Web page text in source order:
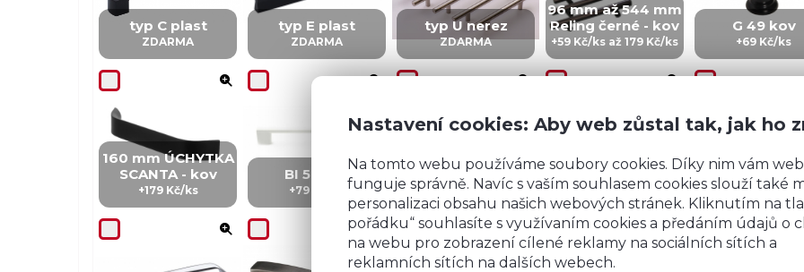
typ C plast
ZDARMA
typ E plast
ZDARMA
typ U nerez
ZDARMA
96 mm až 544 mm
Reling černé - kov
+59 Kč/ks až 179 Kč/ks
G 49 kov
+69 Kč/ks
160 mm ÚCHYTKA
SCANTA - kov
+179 Kč/ks
BI 5 - kov
+79 Kč/ks
CZ 5 - kov
+99 Kč/ks
IN 5 - kov
+99 Kč/Ks
ZI5 - KOV
+149 Kč/ks
Nastavení cookies: Aby web zůstal tak, jak ho
Na tomto webu používáme soubory cookies. Díky nim vám web
funguje správně. Navíc s vaším souhlasem cookies slouží také
personalizaci obsahu našich webových stránek. Kliknutím na
pořádku“ souhlasíte s využívaním cookies a předáním údajů o
na webu pro zobrazení cílené reklamy na sociálních sítích a
reklamních sítích na dalších webech.